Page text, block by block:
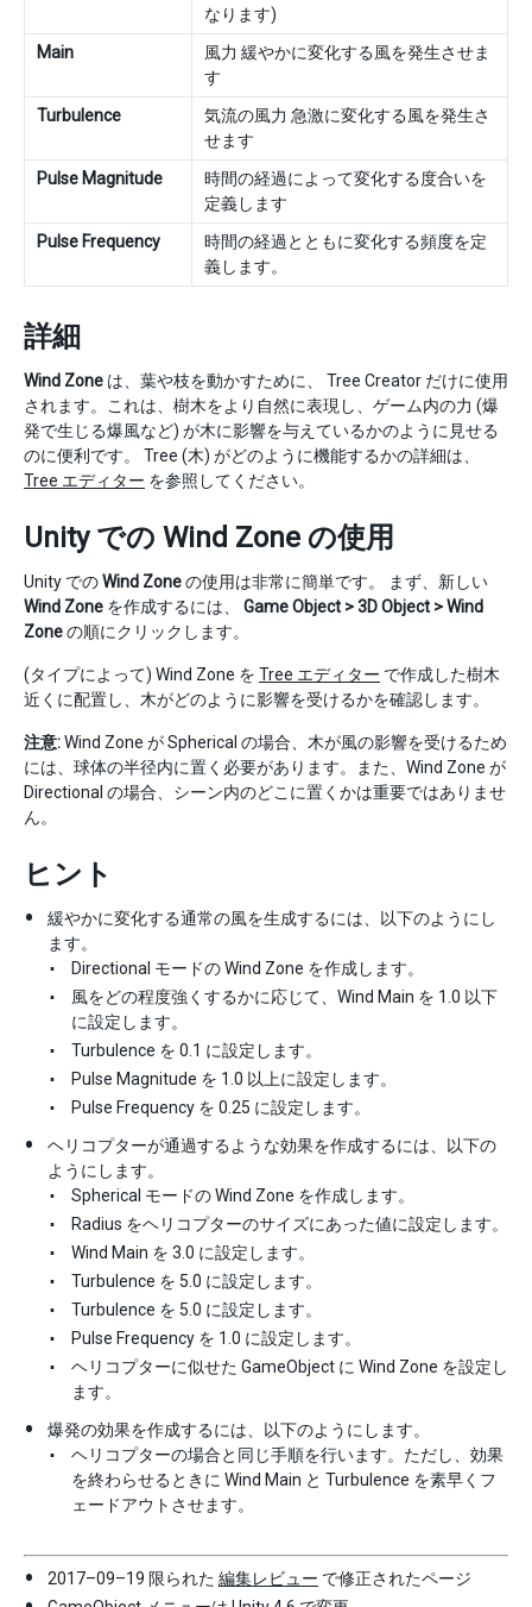
なります)
Main
風力 緩やかに変化する風を発生させま
す
Turbulence
気流の風力 急激に変化する風を発生さ
せます
Pulse Magnitude
時間の経過によって変化する度合いを
定義します
Pulse Frequency
時間の経過とともに変化する頻度を定
義します。
詳細
Wind Zone は、葉や枝を動かすために、 Tree Creator だけに使用
されます。これは、樹木をより自然に表現し、ゲーム内の力 (爆
発で生じる爆風など) が木に影響を与えているかのように見せる
のに便利です。 Tree (木) がどのように機能するかの詳細は、
Tree エディター を参照してください。
Unity での Wind Zone の使用
Unity でのWind Zoneの使用は非常に簡単です。 まず、新しい
Wind Zone を作成するには、 Game Object > 3D Object > Wind
Zoneの順にクリックします。
(タイプによって) Wind Zone を Tree エディター で作成した樹木
近くに配置し、木がどのように影響を受けるかを確認します。
注意:Wind Zone が Spherical の場合、木が風の影響を受けるため
には、球体の半径内に置く必要があります。また、Wind Zone が
Directional の場合、シーン内のどこに置くかは重要ではありませ
ん。
ヒント
緩やかに変化する通常の風を生成するには、以下のようにし
ます。
Directional モードの Wind Zone を作成します。
風をどの程度強くするかに応じて、Wind Main を 1.0 以下
に設定します。
Turbulence を 0.1 に設定します。
Pulse Magnitude を 1.0 以上に設定します。
Pulse Frequency を 0.25 に設定します。
ヘリコプターが通過するような効果を作成するには、以下の
ようにします。
Spherical モードの Wind Zone を作成します。
Radius をヘリコプターのサイズにあった値に設定します。
Wind Main を 3.0 に設定します。
Turbulence を 5.0 に設定します。
Turbulence を 5.0 に設定します。
Pulse Frequency を 1.0 に設定します。
ヘリコプターに似せた GameObject に Wind Zone を設定し
ます。
爆発の効果を作成するには、以下のようにします。
ヘリコプターの場合と同じ手順を行います。ただし、効果
を終わらせるときに Wind Main と Turbulence を素早くフ
ェードアウトさせます。
2017–09–19 限られた 編集レビュー で修正されたページ